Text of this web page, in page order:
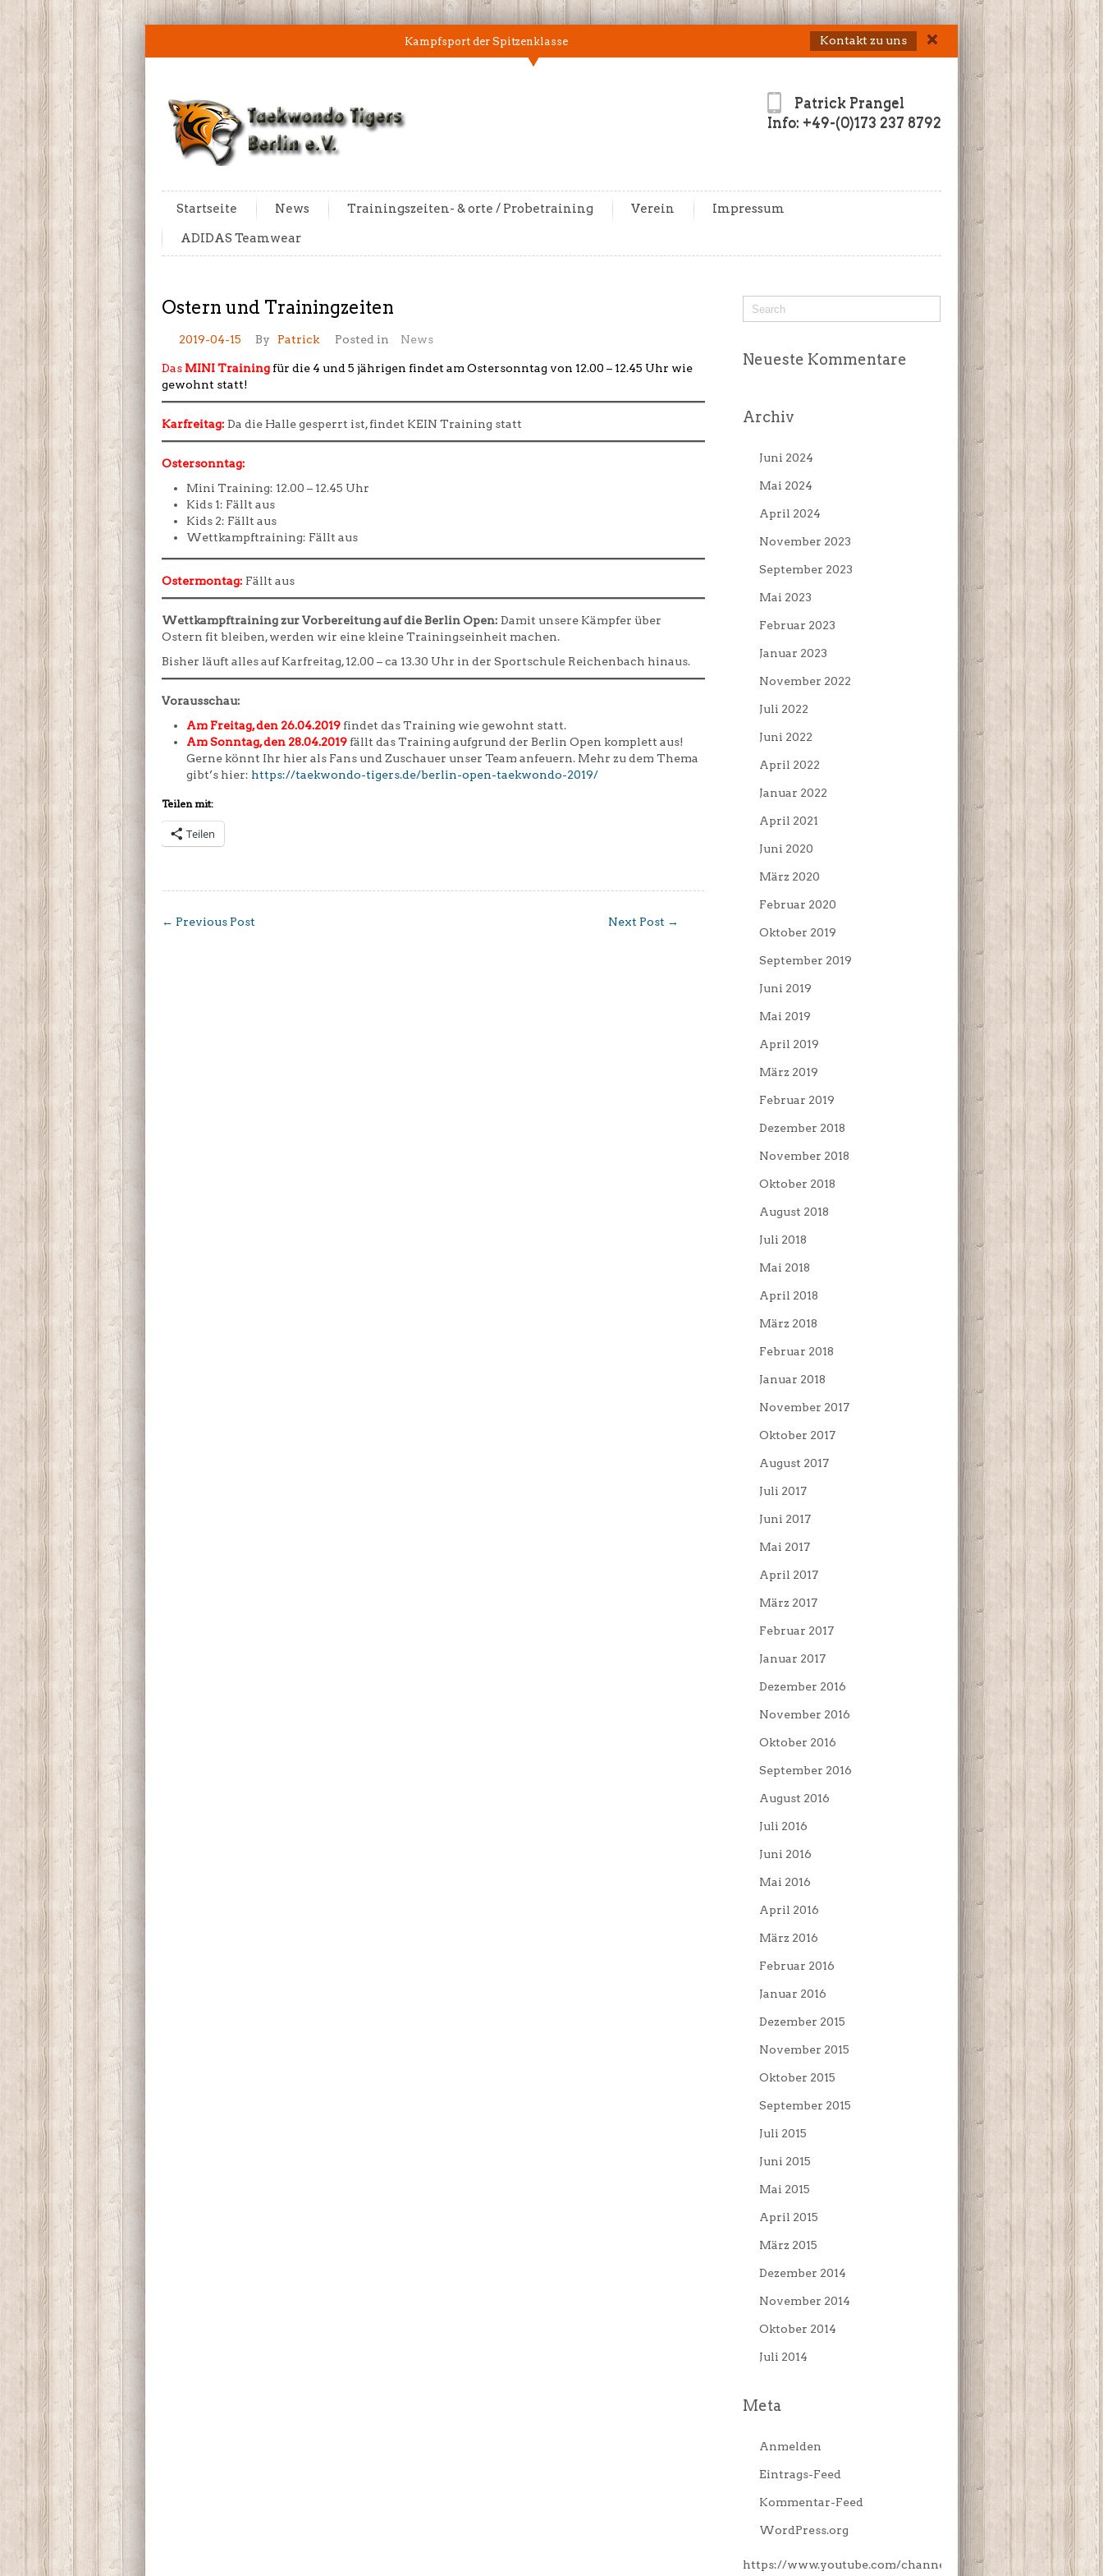
Kampfsport der Spitzenklasse Kontakt zu uns
Patrick Prangel
Info: +49-(0)173 237 8792
Startseite News Trainingszeiten- & orte / Probetraining Verein
Impressum
ADIDAS Teamwear
Ostern und Trainingzeiten
2019-04-15 By Patrick Posted in News
Das MINI Trainingfür die 4 und 5 jährigen findet am Ostersonntag von 12.00 – 12.45 Uhr wie
gewohnt statt!
Karfreitag: Da die Halle gesperrt ist, findet KEIN Training statt
Ostersonntag:
Mini Training: 12.00 – 12.45 Uhr
Kids 1: Fällt aus
Kids 2: Fällt aus
Wettkampftraining: Fällt aus
Ostermontag: Fällt aus
Wettkampftraining zur Vorbereitung auf die Berlin Open: Damit unsere Kämpfer über
Ostern fit bleiben, werden wir eine kleine Trainingseinheit machen.
Bisher läuft alles auf Karfreitag, 12.00 – ca 13.30 Uhr in der Sportschule Reichenbach hinaus.
Vorausschau:
Am Freitag, den 26.04.2019 findet das Training wie gewohnt statt.
Am Sonntag, den 28.04.2019 fällt das Training aufgrund der Berlin Open komplett aus!
Gerne könnt Ihr hier als Fans und Zuschauer unser Team anfeuern. Mehr zu dem Thema
gibt’s hier: https://taekwondo-tigers.de/berlin-open-taekwondo-2019/
Teilen mit:
Teilen
← Previous Post Next Post →
Neueste Kommentare
Archiv
Juni 2024
Mai 2024
April 2024
November 2023
September 2023
Mai 2023
Februar 2023
Januar 2023
November 2022
Juli 2022
Juni 2022
April 2022
Januar 2022
April 2021
Juni 2020
März 2020
Februar 2020
Oktober 2019
September 2019
Juni 2019
Mai 2019
April 2019
März 2019
Februar 2019
Dezember 2018
November 2018
Oktober 2018
August 2018
Juli 2018
Mai 2018
April 2018
März 2018
Februar 2018
Januar 2018
November 2017
Oktober 2017
August 2017
Juli 2017
Juni 2017
Mai 2017
April 2017
März 2017
Februar 2017
Januar 2017
Dezember 2016
November 2016
Oktober 2016
September 2016
August 2016
Juli 2016
Juni 2016
Mai 2016
April 2016
März 2016
Februar 2016
Januar 2016
Dezember 2015
November 2015
Oktober 2015
September 2015
Juli 2015
Juni 2015
Mai 2015
April 2015
März 2015
Dezember 2014
November 2014
Oktober 2014
Juli 2014
Meta
Anmelden
Eintrags-Feed
Kommentar-Feed
WordPress.org
https://www.youtube.com/channe